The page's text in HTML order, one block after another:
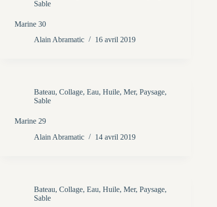
Sable
Marine 30
Alain Abramatic
16 avril 2019
Bateau, Collage, Eau, Huile, Mer, Paysage,
Sable
Marine 29
Alain Abramatic
14 avril 2019
Bateau, Collage, Eau, Huile, Mer, Paysage,
Sable